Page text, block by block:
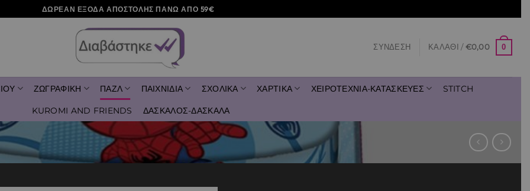
ΔΩΡΕΑΝ ΕΞΟΔΑ ΑΠΟΣΤΟΛΗΣ ΠΑΝΩ ΑΠΟ 59€
ΣΎΝΔΕΣΗ ΚΑΛΆΘΙ / €0,00 0
ΖΩΓΡΑΦΙΚΗ ΠΑΖΛ ΠΑΙΧΝΙΔΙΑ ΣΧΟΛΙΚΑ ΧΑΡΤΙΚΑ ΧΕΙΡΟΤΕΧΝΙΑ-ΚΑΤΑΣΚΕΥΕΣ STITCH
KUROMI AND FRIENDS ΔΑΣΚΑΛΟΣ-ΔΑΣΚΑΛΑ